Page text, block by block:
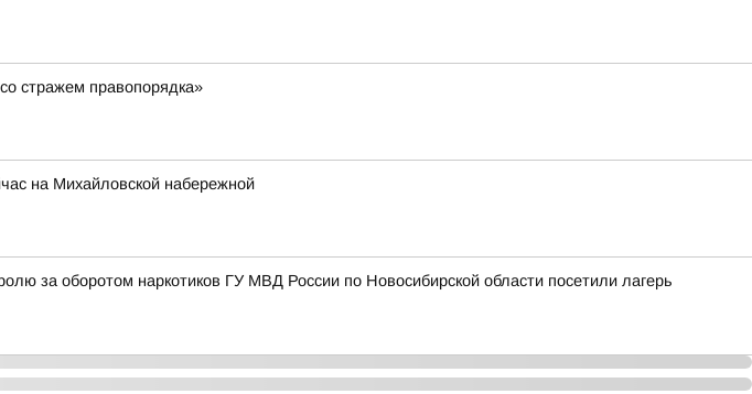
стражем правопорядка»
на Михайловской набережной
за оборотом наркотиков ГУ МВД России по Новосибирской области посетили лагерь